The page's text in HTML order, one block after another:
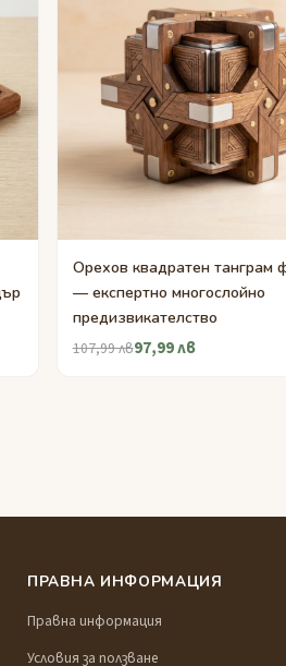
Орехов квадратен танграм
— експертно многослойно
предизвикателство
107,99 лв97,99 лв
ПРАВНА ИНФОРМАЦИЯ
Правна информация
Условия за ползване